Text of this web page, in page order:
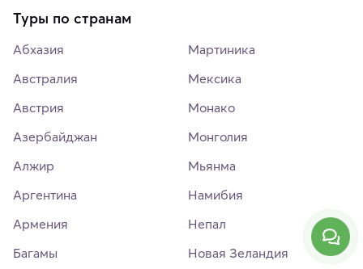
Туры по странам
Абхазия
Австралия
Австрия
Азербайджан
Алжир
Аргентина
Армения
Багамы
Мартиника
Мексика
Монако
Монголия
Мьянма
Намибия
Непал
Новая Зеландия